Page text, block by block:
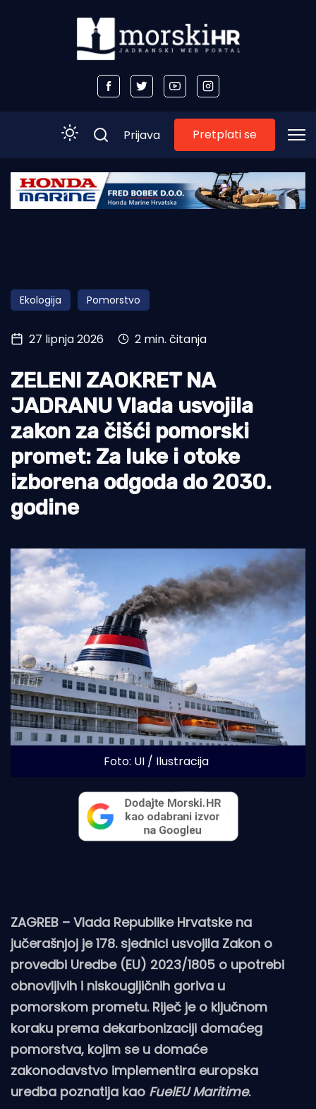
Početna
Obala
Otoci
Turizam i nautika
Pomorstvo
Ribolov
Ekologija
Tradicija i kultura
Prijava Pretplati se
Ekologija Pomorstvo
27 lipnja 2026 2 min. čitanja
ZELENI ZAOKRET NA
JADRANU Vlada usvojila
zakon za čišći pomorski
promet: Za luke i otoke
izborena odgoda do 2030.
godine
Foto: UI / Ilustracija
ZAGREB – Vlada Republike Hrvatske na
jučerašnjoj je 178. sjednici usvojila Zakon o
provedbi Uredbe (EU) 2023/1805 o upotrebi
obnovljivih i niskougljičnih goriva u
pomorskom prometu. Riječ je o ključnom
koraku prema dekarbonizaciji domaćeg
pomorstva, kojim se u domaće
zakonodavstvo implementira europska
uredba poznatija kao FuelEU Maritime.